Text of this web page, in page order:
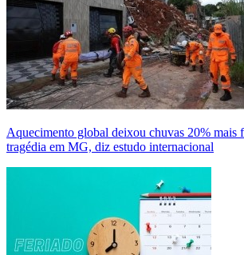
Aquecimento global deixou chuvas 20% mais
tragédia em MG, diz estudo internacional